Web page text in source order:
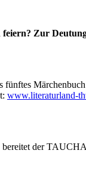
Zur
Märchenbuch
www.literaturland-
der